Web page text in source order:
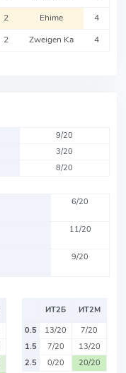
2 Ehime 4
2 Zweigen Ka 4
9/20
3/20
8/20
6/20
11/20
9/20
ИТ2Б
ИТ2М
0.5
13/20
7/20
1.5
7/20
13/20
2.5
0/20 20/20